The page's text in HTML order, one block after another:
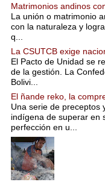
Matrimonios andinos
La unión o matrimonio
con la naturaleza y
q...
La CSUTCB exige
El Pacto de Unidad se
de la gestión. La
Bolivi...
El ñande reko, la
Una serie de preceptos
indígena de superar en
perfección en u...